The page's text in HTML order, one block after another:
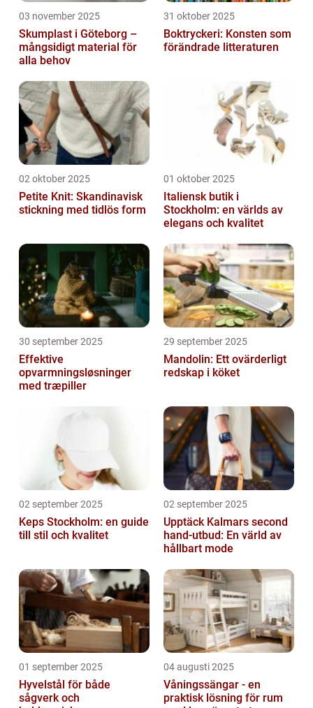
03 november 2025
Skumplast i Göteborg –
mångsidigt material för
alla behov
31 oktober 2025
Boktryckeri: Konsten som
förändrade litteraturen
02 oktober 2025
Petite Knit: Skandinavisk
stickning med tidlös form
01 oktober 2025
Italiensk butik i
Stockholm: en världs av
elegans och kvalitet
30 september 2025
Effektive
opvarmningsløsninger
med træpiller
29 september 2025
Mandolin: Ett ovärderligt
redskap i köket
02 september 2025
Keps Stockholm: en guide
till stil och kvalitet
02 september 2025
Upptäck Kalmars second
hand-utbud: En värld av
hållbart mode
01 september 2025
Hyvelstål för både
sågverk och
04 augusti 2025
Våningssängar - en
praktisk lösning för rum